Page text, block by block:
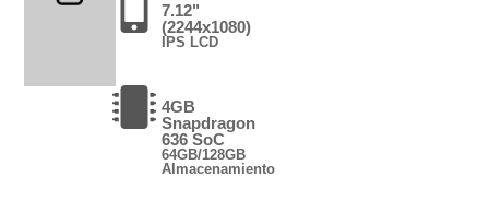
7.12"
(2244x1080)
IPS LCD
4GB
Snapdragon
636 SoC
64GB/128GB
Almacenamiento